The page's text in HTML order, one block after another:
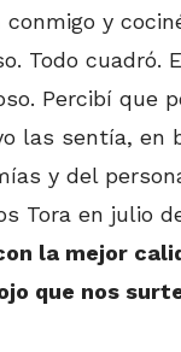
conmigo y
Todo cuadró.
Percibí que
las sentía, en
y del
Tora en julio
la mejor
que nos